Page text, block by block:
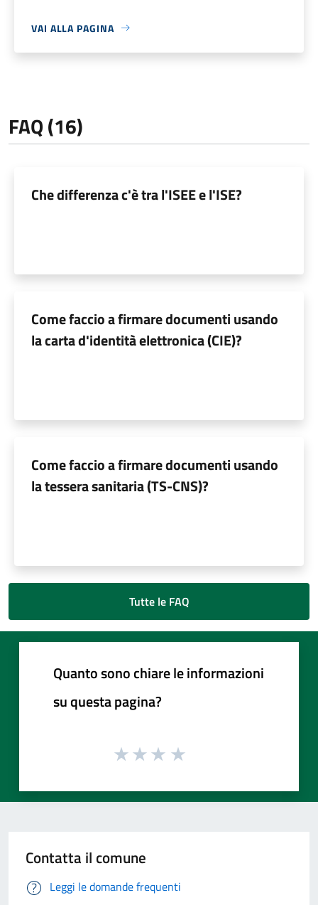
VAI ALLA PAGINA
FAQ (16)
Che differenza c'è tra l'ISEE e l'ISE?
Come faccio a firmare documenti usando
la carta d'identità elettronica (CIE)?
Come faccio a firmare documenti usando
la tessera sanitaria (TS-CNS)?
Tutte le FAQ
Quanto sono chiare le informazioni
su questa pagina?
Contatta il comune
Leggi le domande frequenti